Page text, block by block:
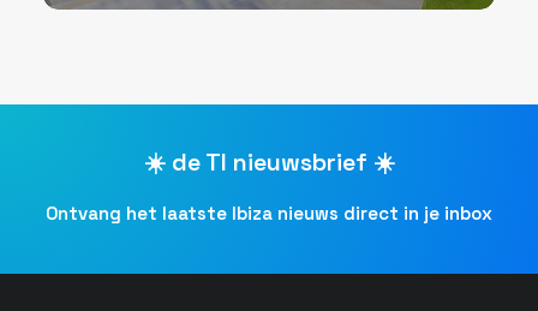
☀️ de TI nieuwsbrief ☀️
Ontvang het laatste Ibiza nieuws direct in je inbox